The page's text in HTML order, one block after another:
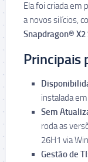
Ela foi criada em
a novos silícios,
Snapdragon® X2
Principais
instalada
Sem
roda as
26H1 via
Gestão de